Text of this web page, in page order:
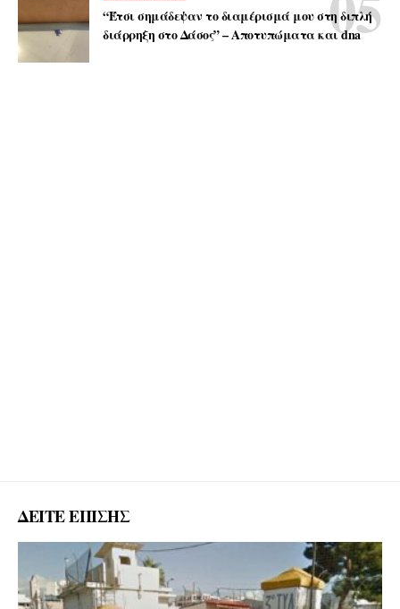
“Έτσι σημάδεψαν το διαμέρισμά μου στη διπλή
διάρρηξη στο Δάσος” – Αποτυπώματα και dna
ΔΕΙΤΕ ΕΠΙΣΗΣ